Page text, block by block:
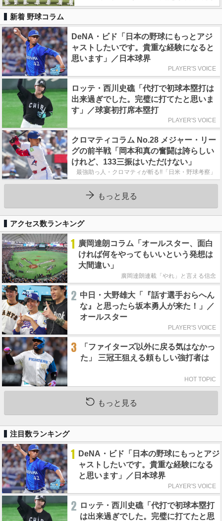
新着 野球コラム
DeNA・ビド「日本の野球にもっとアジ
ャストしたいです。貴重な経験になると
思います」／日本球界
PLAYER'S VOICE
ロッテ・西川史礁「代打で初球本塁打は
出来過ぎでした。完璧に打てたと思いま
す」／球宴初打席本塁打
PLAYER'S VOICE
クロマティコラム No.28 メジャー・リー
グの前半戦「岡本和真の奮闘は誇らしい
けれど、133三振はいただけない」
最強助っ人・クロマティが斬る!!「日米・野球考察」
もっと見る
アクセス数ランキング
1 廣岡達朗コラム「オールスター、面白
ければ何をやってもいいという発想は
大間違い」
廣岡達朗連載「やれ」と言える信念
2 中日・大野雄大「『話す選手おらへん
な』と思ったら坂本勇人が来た！」／
オールスター
PLAYER'S VOICE
3
「ファイターズ以外に戻る気はなかっ
た」 三冠王狙える頼もしい強打者は
HOT TOPIC
もっと見る
注目数ランキング
1
DeNA・ビド「日本の野球にもっとアジ
ャストしたいです。貴重な経験になる
と思います」／日本球界
PLAYER'S VOICE
2 ロッテ・西川史礁「代打で初球本塁打
は出来過ぎでした。完璧に打てたと思